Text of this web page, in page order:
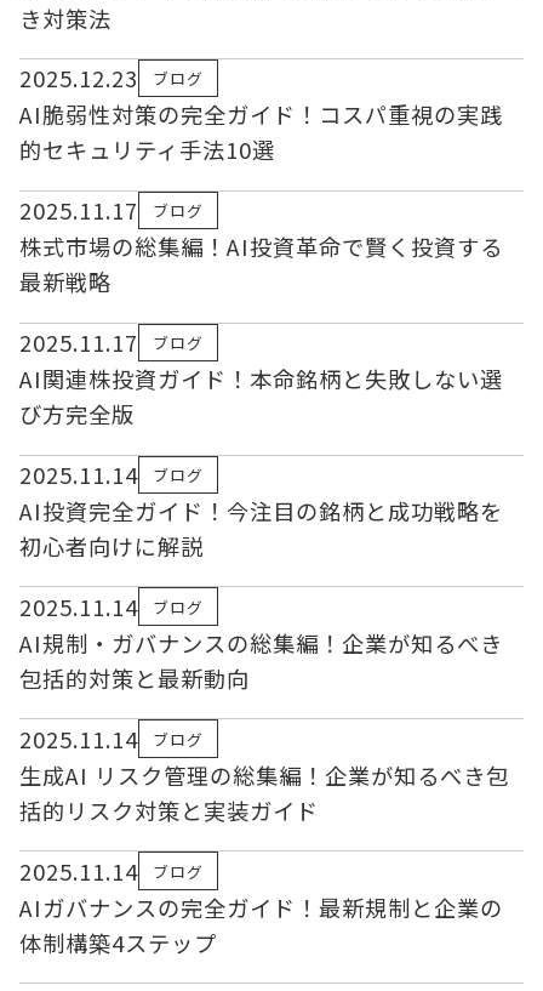
き対策法
2025.12.23
ブログ
AI脆弱性対策の完全ガイド！コスパ重視の実践
的セキュリティ手法10選
2025.11.17
ブログ
株式市場の総集編！AI投資革命で賢く投資する
最新戦略
2025.11.17
ブログ
AI関連株投資ガイド！本命銘柄と失敗しない選
び方完全版
2025.11.14
ブログ
AI投資完全ガイド！今注目の銘柄と成功戦略を
初心者向けに解説
2025.11.14
ブログ
AI規制・ガバナンスの総集編！企業が知るべき
包括的対策と最新動向
2025.11.14
ブログ
生成AI リスク管理の総集編！企業が知るべき包
括的リスク対策と実装ガイド
2025.11.14
ブログ
AIガバナンスの完全ガイド！最新規制と企業の
体制構築4ステップ